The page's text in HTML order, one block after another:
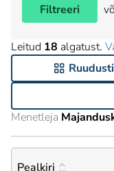
Filtreeri
Leitud 18 algatust.
Menetleja
Pealkiri